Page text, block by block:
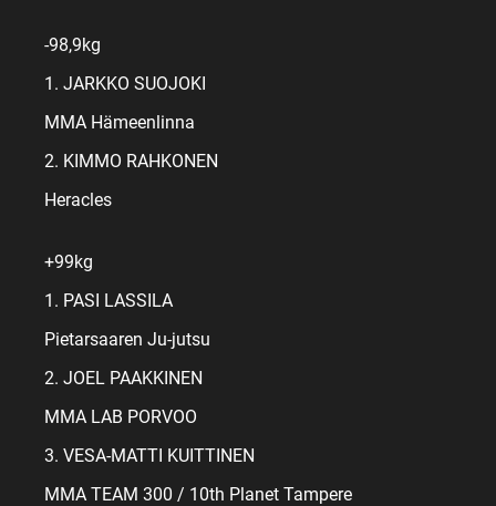
-98,9kg
1. JARKKO SUOJOKI
MMA Hämeenlinna
2. KIMMO RAHKONEN
Heracles
+99kg
1. PASI LASSILA
Pietarsaaren Ju-jutsu
2. JOEL PAAKKINEN
MMA LAB PORVOO
3. VESA-MATTI KUITTINEN
MMA TEAM 300 / 10th Planet Tampere